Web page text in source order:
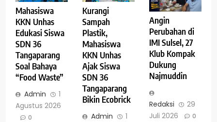
Mahasiswa
KKN Unhas
Edukasi Siswa
SDN 36
Tangaparang
Soal Bahaya
“Food Waste”
Admin
1
Agustus 2026
0
Kurangi
Sampah
Plastik,
Mahasiswa
KKN Unhas
Ajak Siswa
SDN 36
Tangaparang
Bikin Ecobrick
Admin
1
Angin
Perubahan di
IMI Sulsel, 27
Klub Kompak
Dukung
Najmuddin
Redaksi
29
Juli 2026
0